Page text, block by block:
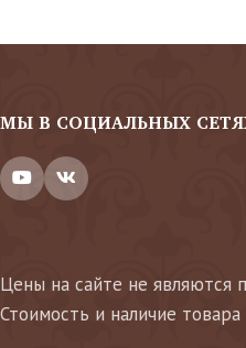
МЫ В СОЦИАЛЬНЫХ
Цены на сайте не являются
Стоимость и наличие